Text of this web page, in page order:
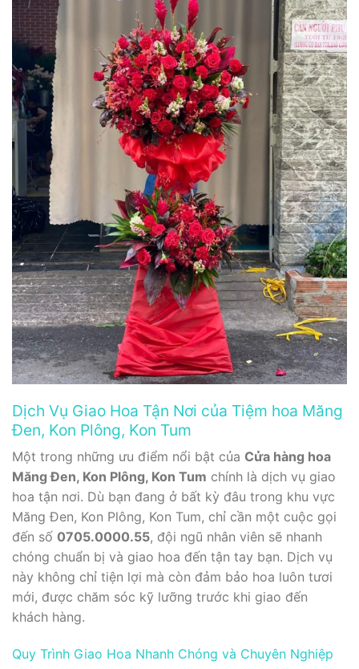
Dịch Vụ Giao Hoa Tận Nơi của Tiệm hoa Măng
Đen, Kon Plông, Kon Tum
Một trong những ưu điểm nổi bật của Cửa hàng hoa
Măng Đen, Kon Plông, Kon Tum chính là dịch vụ giao
hoa tận nơi. Dù bạn đang ở bất kỳ đâu trong khu vực
Măng Đen, Kon Plông, Kon Tum, chỉ cần một cuộc gọi
đến số 0705.0000.55, đội ngũ nhân viên sẽ nhanh
chóng chuẩn bị và giao hoa đến tận tay bạn. Dịch vụ
này không chỉ tiện lợi mà còn đảm bảo hoa luôn tươi
mới, được chăm sóc kỹ lưỡng trước khi giao đến
khách hàng.
Quy Trình Giao Hoa Nhanh Chóng và Chuyên Nghiệp